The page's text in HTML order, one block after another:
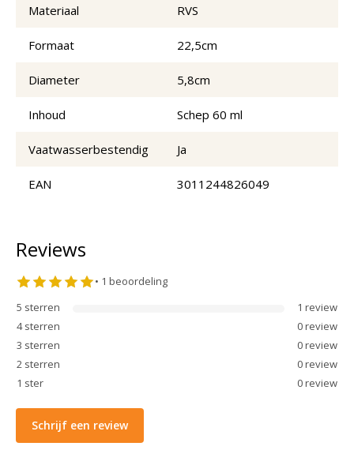
Materiaal RVS
Formaat 22,5cm
Diameter 5,8cm
Inhoud Schep 60 ml
Vaatwasserbestendig Ja
EAN 3011244826049
Reviews
• 1 beoordeling
5 sterren 1 review
4 sterren 0review
3 sterren 0review
2 sterren 0review
1 ster 0review
Schrijf een review